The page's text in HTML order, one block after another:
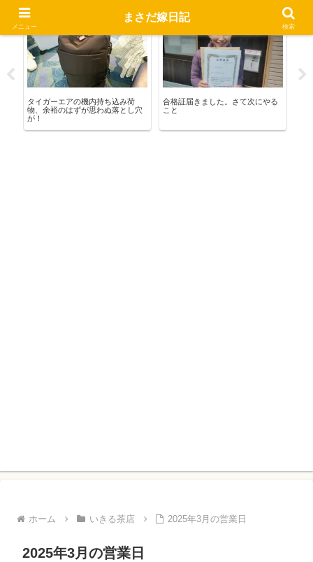
タイガーエアの機内持ち込み荷
物、余裕のはずが思わぬ落とし穴
が！
宅建合格への道
合格証届きました。さて次にやる
こと
ホーム いきる茶店 2025年3月の営業日
2025年3月の営業日
メニュー
まさだ嫁日記
検索